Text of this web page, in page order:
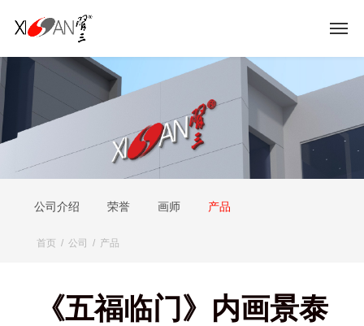
公司介绍 荣誉 画师 产品
首页 / 公司 / 产品
《五福临门》内画景泰